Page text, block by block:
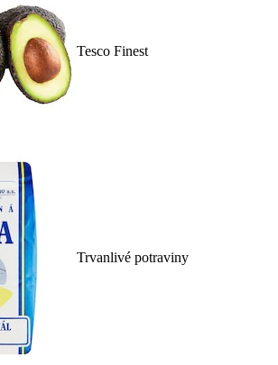
Tesco Finest
Trvanlivé potraviny